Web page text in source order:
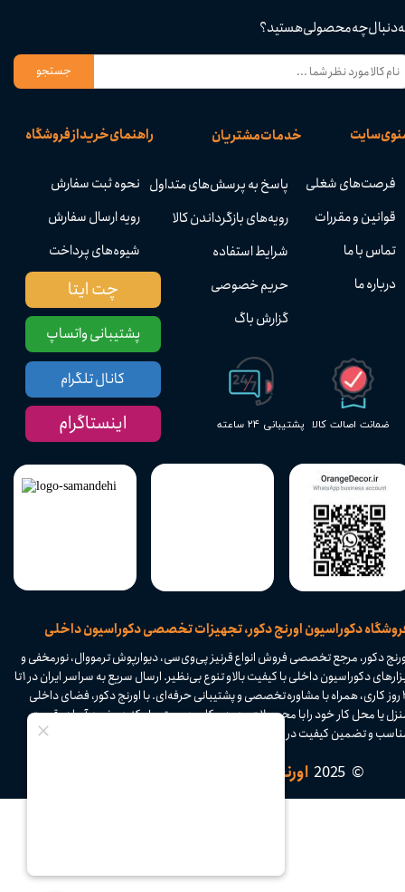
دکوراسیون اورنج دکور، تجهیزات تخصصی دکوراسیون داخلی
پشتیبانی ۲۴ ساعته ضمانت اصالت کالا
راهنمای خرید از فروشگاه
نحوه ثبت سفارش
رویه ارسال سفارش
شیوه‌های پرداخت
خدمات مشتریان
پاسخ به پرسش‌های متداول
رویه‌های بازگرداندن کالا
شرایط استفاده
حریم خصوصی
گزارش باگ
سایت
فرصت‌های شغلی
قوانین و مقررات
تماس با ما
درباره ما
دنبال چه محصولی هستید؟
جستجو
دکور، مرجع تخصصی فروش انواع قرنیز پی‌وی‌سی، دیوارپوش ترمووال، نورمخفی و
ابزارهای دکوراسیون داخلی با کیفیت بالا و تنوع بی‌نظیر. ارسال سریع به سراسر ایران در ۱ تا
۴ روز کاری، همراه با مشاوره تخصصی و پشتیبانی حرفه‌ای. با اورنج دکور، فضای داخلی
یا محل کار خود را با محصولات مدرن و کاربردی متحول کنید. خرید آسان، قیمت
و تضمین کیفیت در فروشگاه اینترنتی اورنج دکور.​​​​​​​
© 2025 اورنج دکور
پشتیبانی واتساپ
چت ایتا
کانال تلگرام
اینستاگرام